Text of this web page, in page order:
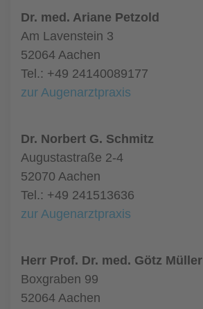
Dr. med. Ariane Petzold
Am Lavenstein 3
52064 Aachen
Tel.: +49 24140089177
zur Augenarztpraxis
Dr. Norbert G. Schmitz
Augustastraße 2-4
52070 Aachen
Tel.: +49 241513636
zur Augenarztpraxis
Herr Prof. Dr. med. Götz Müller
Boxgraben 99
52064 Aachen